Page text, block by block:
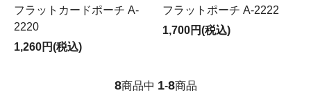
フラットカードポーチ A-
2220
1,260円(税込)
フラットポーチ A-2222
1,700円(税込)
8商品中 1-8商品